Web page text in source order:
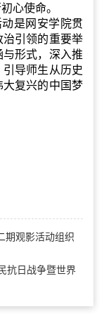
心使命。
是网安学院贯
引领的重要举
形式，深入推
导师生从历史
复兴的中国梦
期观影活动组织
抗日战争暨世界